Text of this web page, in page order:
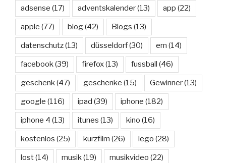
adsense (17) adventskalender(13) app (22)
apple (77) blog(42) Blogs (13)
datenschutz(13) düsseldorf(30) em (14)
facebook(39) firefox(13) fussball (46)
geschenk(47) geschenke (15) Gewinner(13)
google (116) ipad (39) iphone (182)
iphone 4 (13) itunes (13) kino (16)
kostenlos (25) kurzfilm (26) lego (28)
lost(14) musik(19) musikvideo (22)